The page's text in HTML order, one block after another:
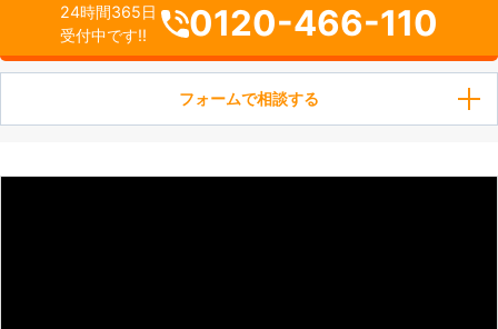
24時間365日
受付中です!!
0120-466-110
フォームで相談する